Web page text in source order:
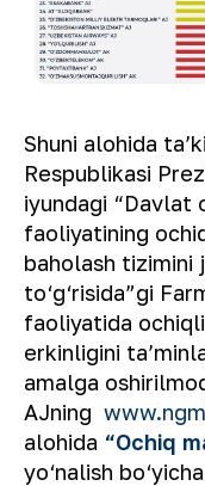
Shuni alohida
Respublikasi
iyundagi “Davlat
faoliyatining
baholash tizimini
to‘g‘risida”gi
faoliyatida
erkinligini
amalga
AJning
alohida “Ochiq
yo‘nalish